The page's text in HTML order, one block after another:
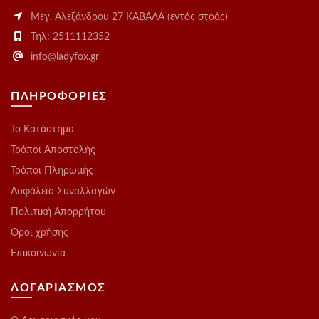
Μεγ. Αλεξάνδρου 27 ΚΑΒΑΛΑ (εντός στοάς)
Τηλ: 2511112352
info@ladyfox.gr
ΠΛΗΡΟΦΟΡΙΕΣ
Το Kατάστημα
Τρόποι Αποστολής
Τρόποι Πληρωμής
Ασφάλεια Συναλλαγών
Πολιτική Απορρήτου
Οροι χρήσης
Επικοινωνία
ΛΟΓΑΡΙΑΣΜΟΣ